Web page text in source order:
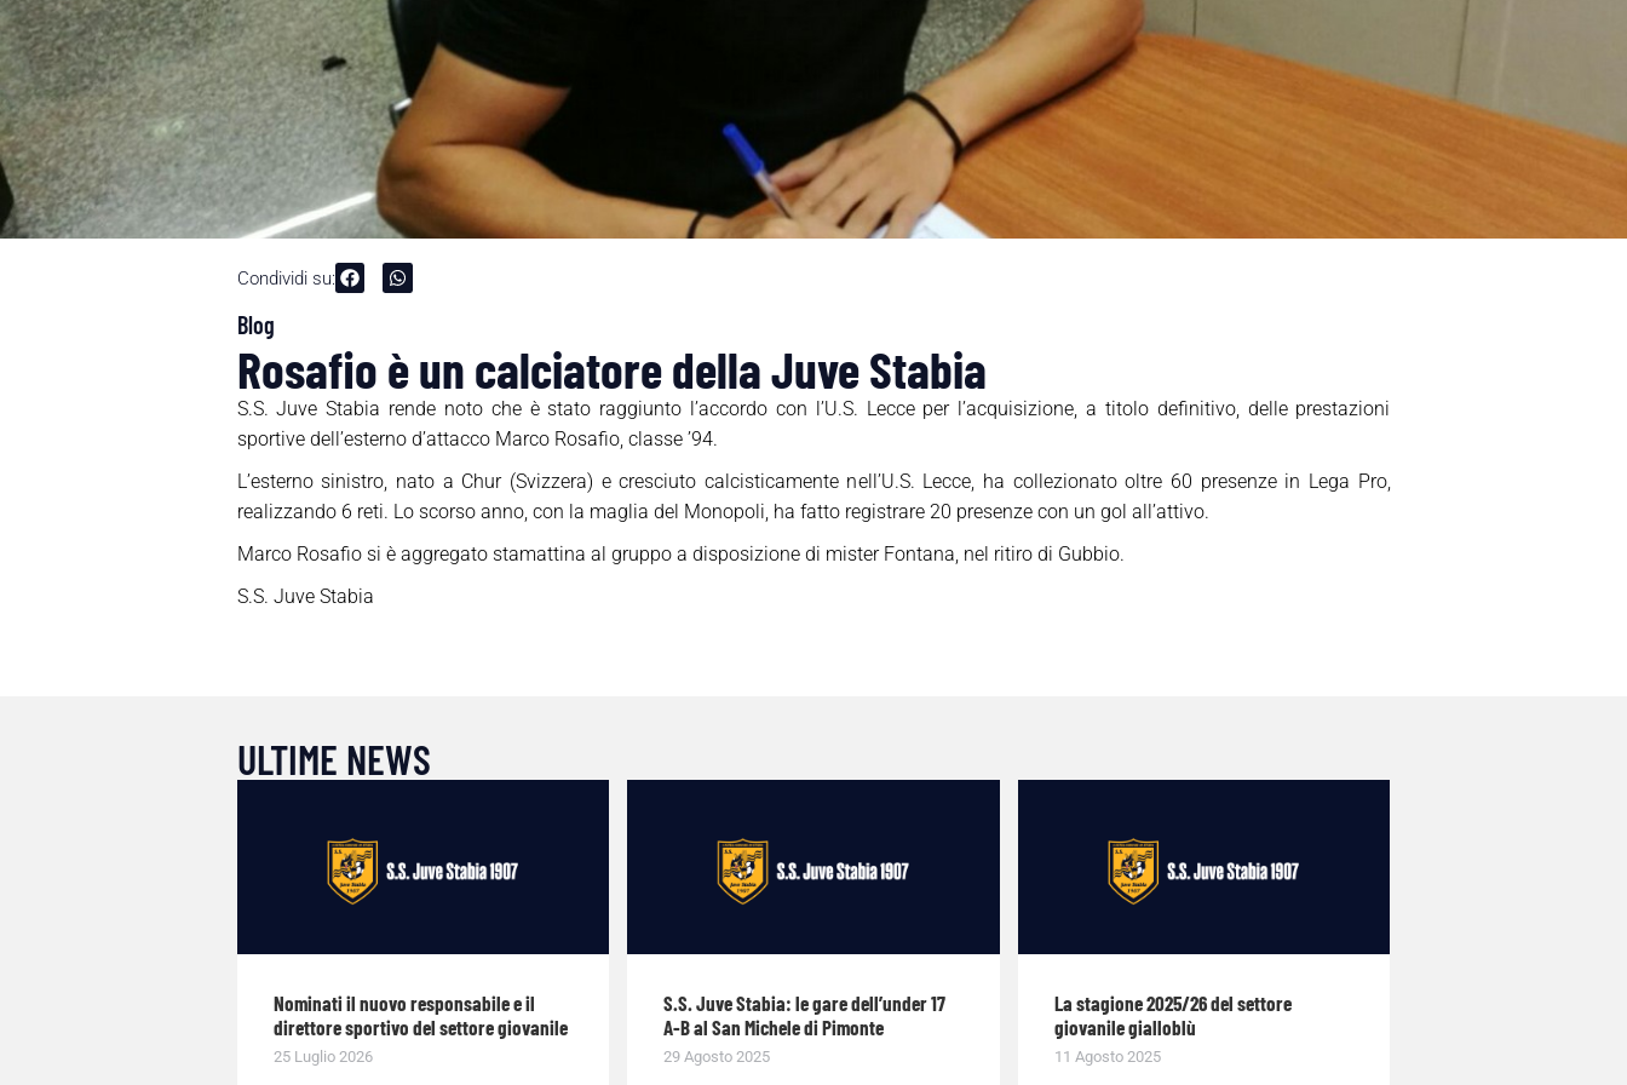
Condividi su:
Blog
Rosafio è un calciatore della Juve Stabia
S.S. Juve Stabia rende noto che è stato raggiunto l’accordo con l’U.S. Lecce per l’acquisizione, a titolo definitivo, delle prestazioni
sportive dell’esterno d’attacco Marco Rosafio, classe ’94.
L’esterno sinistro, nato a Chur (Svizzera) e cresciuto calcisticamente nell’U.S. Lecce, ha collezionato oltre 60 presenze in Lega Pro,
realizzando 6 reti. Lo scorso anno, con la maglia del Monopoli, ha fatto registrare 20 presenze con un gol all’attivo.
Marco Rosafio si è aggregato stamattina al gruppo a disposizione di mister Fontana, nel ritiro di Gubbio.
S.S. Juve Stabia
ULTIME NEWS
Nominati il nuovo responsabile e il
direttore sportivo del settore giovanile
25 Luglio 2026
S.S. Juve Stabia: le gare dell’under 17
A-B al San Michele di Pimonte
29 Agosto 2025
La stagione 2025/26 del settore
giovanile gialloblù
11 Agosto 2025